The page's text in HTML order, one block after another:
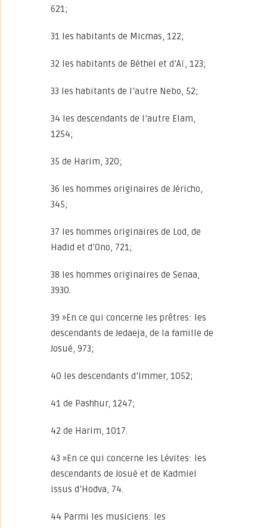
621;
31 les habitants de Micmas, 122;
32 les habitants de Béthel et d’Aï, 123;
33 les habitants de l’autre Nebo, 52;
34 les descendants de l’autre Elam,
1254;
35 de Harim, 320;
36 les hommes originaires de Jéricho,
345;
37 les hommes originaires de Lod, de
Hadid et d’Ono, 721;
38 les hommes originaires de Senaa,
3930.
39 »En ce qui concerne les prêtres: les
descendants de Jedaeja, de la famille de
Josué, 973;
40 les descendants d’Immer, 1052;
41 de Pashhur, 1247;
42 de Harim, 1017.
43 »En ce qui concerne les Lévites: les
descendants de Josué et de Kadmiel
issus d’Hodva, 74.
44 Parmi les musiciens: les